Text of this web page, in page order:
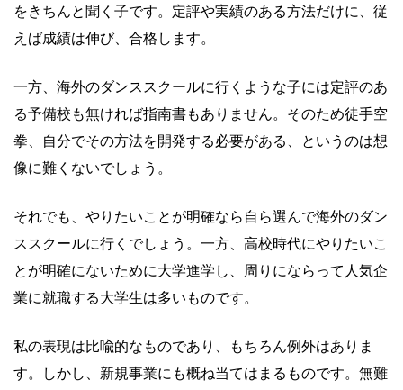
をきちんと聞く子です。定評や実績のある方法だけに、従
えば成績は伸び、合格します。
一方、海外のダンススクールに行くような子には定評のあ
る予備校も無ければ指南書もありません。そのため徒手空
拳、自分でその方法を開発する必要がある、というのは想
像に難くないでしょう。
それでも、やりたいことが明確なら自ら選んで海外のダン
ススクールに行くでしょう。一方、高校時代にやりたいこ
とが明確にないために大学進学し、周りにならって人気企
業に就職する大学生は多いものです。
私の表現は比喩的なものであり、もちろん例外はありま
す。しかし、新規事業にも概ね当てはまるものです。無難